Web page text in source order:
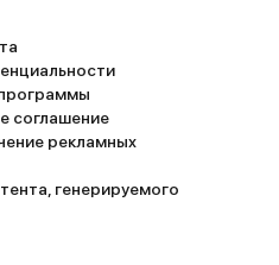
соглашение
рекламных
генерируемого